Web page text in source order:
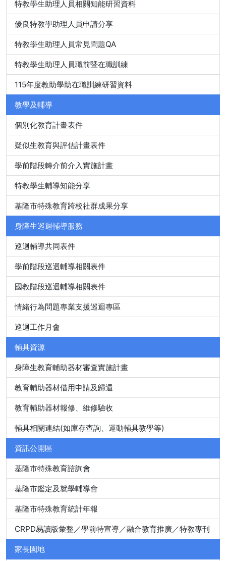
特教學生助理人員相關知能研習資料
優良特教學助理人員申請分享
特教學生助理人員常見問題QA
特教學生助理人員職前暨在職訓練
115年度教助學助在職訓練研習資料
教學及輔導
個別化教育計畫表件
疑似生教育與評估計畫表件
學前階段轉介前介入實施計畫
特教學生輔導知能分享
基隆市特殊教育跨校社群成果分享
身障生巡迴輔導服務
巡迴輔導共同表件
學前階段巡迴輔導相關表件
國教階段巡迴輔導相關表件
情緒行為問題專業支援巡迴專區
巡迴工作月會
輔具資源
身障生教育輔助器材審查實施計畫
教育輔助器材借用申請及歸還
教育輔助器材報修、維修驗收
輔具相關連結(如庫存查詢、運動輔具教學等)
資訊公開區
基隆市特殊教育諮詢會
基隆市鑑定及就學輔導會
基隆市特殊教育統計年報
CRPD易讀版彙整／學前特宣導／融合教育推廣／特教專刊
家長園地